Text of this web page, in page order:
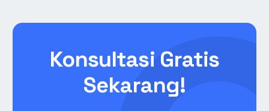
Konsultasi Gratis
Sekarang!